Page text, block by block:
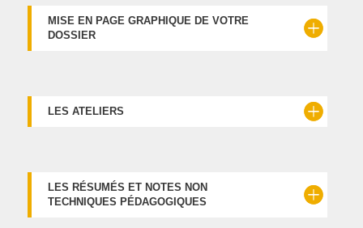
MISE EN PAGE GRAPHIQUE DE VOTRE
DOSSIER
LES ATELIERS
LES RÉSUMÉS ET NOTES NON
TECHNIQUES PÉDAGOGIQUES